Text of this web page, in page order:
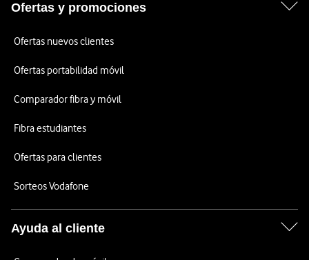
Ofertas y promociones
Ofertas nuevos clientes
Ofertas portabilidad móvil
Comparador fibra y móvil
Fibra estudiantes
Ofertas para clientes
Sorteos Vodafone
Ayuda al cliente